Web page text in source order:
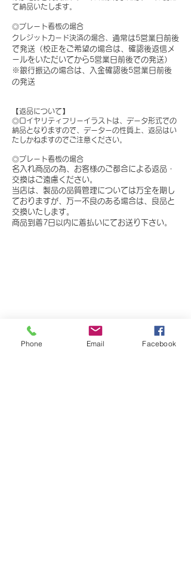
て納品いたします。
◎プレート看板の場合
クレジットカード決済の場合、 通常は5営業日前後
で発送（校正をご希望の場合は、確認後返信メ
ールをいただいてから5営業日前後での発送）
※銀行振込の場合は、入金確認後5営業日前後
の発送
【返品について】
◎ロイヤリティフリーイラストは、データ形式での
納品となりますので、データーの性質上、返品はい
たしかねますのでご注意ください。
◎プレート看板の場合
名入れ商品の為、お客様のご都合による返品・
交換はご遠慮ください。
当店は、製品の品質管理については万全を期し
ておりますが、万一不良のある場合は、良品と
交換いたします。
商品到着7日以内に着払いにてお送り下さい。
Phone Email Facebook